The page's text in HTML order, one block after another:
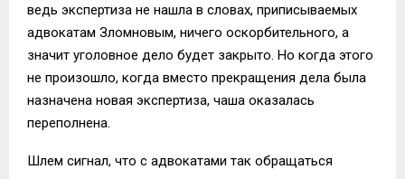
ведь экспертиза не нашла в словах, приписываемых
адвокатам Зломновым, ничего оскорбительного, а
значит уголовное дело будет закрыто. Но когда этого
не произошло, когда вместо прекращения дела была
назначена новая экспертиза, чаша оказалась
переполнена.
Шлем сигнал, что с адвокатами так обращаться